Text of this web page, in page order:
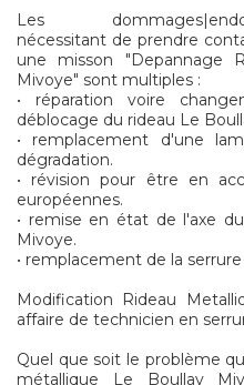
Les
nécessitant de prendre
une misson "Depannage
Mivoye" sont multiples :
• réparation voire
déblocage du rideau Le
• remplacement d'une
dégradation.
• révision pour être en
européennes.
• remise en état de l'axe
Mivoye.
• remplacement de la
Modification Rideau
affaire de technicien en
Quel que soit le problème
métallique Le Boullay